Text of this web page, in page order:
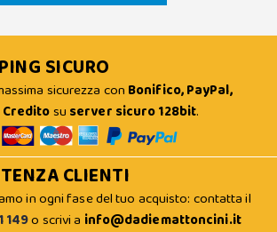
SICURO
sicurezza con Bonifico, PayPal,
su server sicuro 128bit.
CLIENTI
in ogni fase del tuo acquisto: contatta il
149o scrivi a info@dadiemattoncini.it